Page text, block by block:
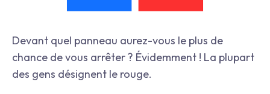
Devant quel panneau aurez-vous le plus de
chance de vous arrêter ? Évidemment ! La plupart
des gens désignent le rouge.